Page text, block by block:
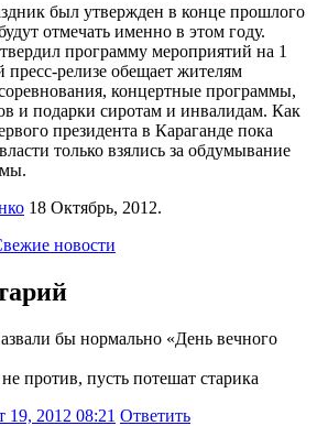
был утвержден в конце прошлого
отмечать именно в этом году.
программу мероприятий на 1
релизе обещает жителям
концертные программы,
и подарки сиротам и инвалидам. Как
президента в Караганде пока
только взялись за обдумывание
18 Октябрь, 2012.
новости
бы нормально «День вечного
против, пусть потешат старика
19, 2012 08:21 Ответить